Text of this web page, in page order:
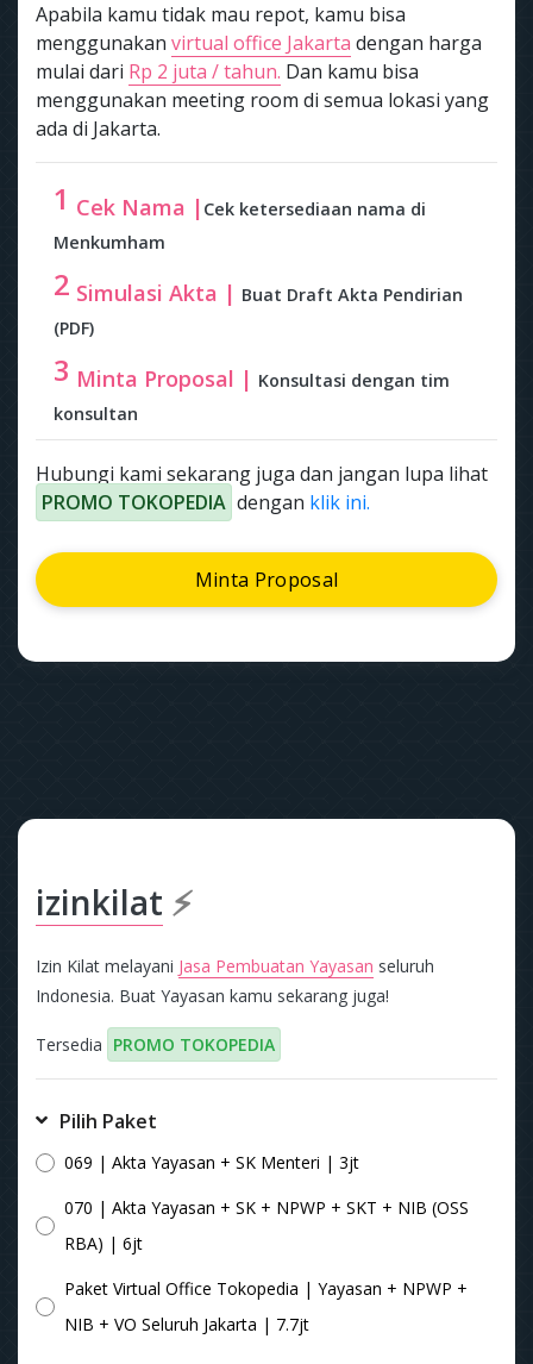
Apabila kamu tidak mau repot, kamu bisa
menggunakan virtual office Jakarta dengan harga
mulai dari Rp 2 juta / tahun. Dan kamu bisa
menggunakan meeting room di semua lokasi yang
ada di Jakarta.
1 Cek Nama | Cek ketersediaan nama di
Menkumham
2 Simulasi Akta | Buat Draft Akta Pendirian
(PDF)
3 Minta Proposal | Konsultasi dengan tim
konsultan
Hubungi kami sekarang juga dan jangan lupa lihat
PROMO TOKOPEDIA dengan klik ini.
Minta Proposal
izinkilat ⚡
Izin Kilat melayani Jasa Pembuatan Yayasan seluruh
Indonesia. Buat Yayasan kamu sekarang juga!
Tersedia PROMO TOKOPEDIA
Pilih Paket
069 | Akta Yayasan + SK Menteri | 3jt
070 | Akta Yayasan + SK + NPWP + SKT + NIB (OSS
RBA) | 6jt
Paket Virtual Office Tokopedia | Yayasan + NPWP +
NIB + VO Seluruh Jakarta | 7.7jt